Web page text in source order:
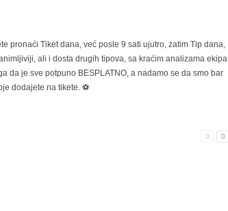
pronaći Tiket dana, već posle 9 sati ujutro, zatim Tip dana,
ali i dosta drugih tipova, sa kraćim analizama ekipa
da je sve potpuno BESPLATNO, a nadamo se da smo bar
dodajete na tikete. ⚽